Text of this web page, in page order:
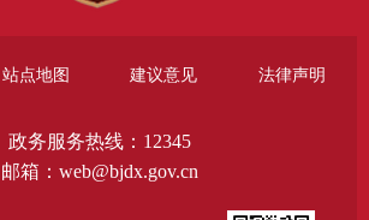
站点地图 建议意见 法律声明
政务服务热线：12345
邮箱：web@bjdx.gov.cn